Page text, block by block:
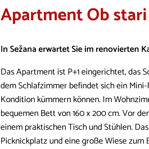
Apartment Ob
In Sežana erwartet Sie im renovierten
Das Apartment ist P+1 eingerichtet, das
dem Schlafzimmer befindet sich ein
Kondition kümmern können. Im
bequemen Bett von 160 x 200 cm. Vor
einem praktischen Tisch und Stühlen.
Picknickplatz und eine große Wiese zum